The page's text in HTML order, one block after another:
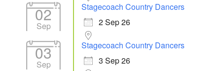
02
Sep
Stagecoach Country Dancers
2 Sep 26
03
Sep
Stagecoach Country Dancers
3 Sep 26